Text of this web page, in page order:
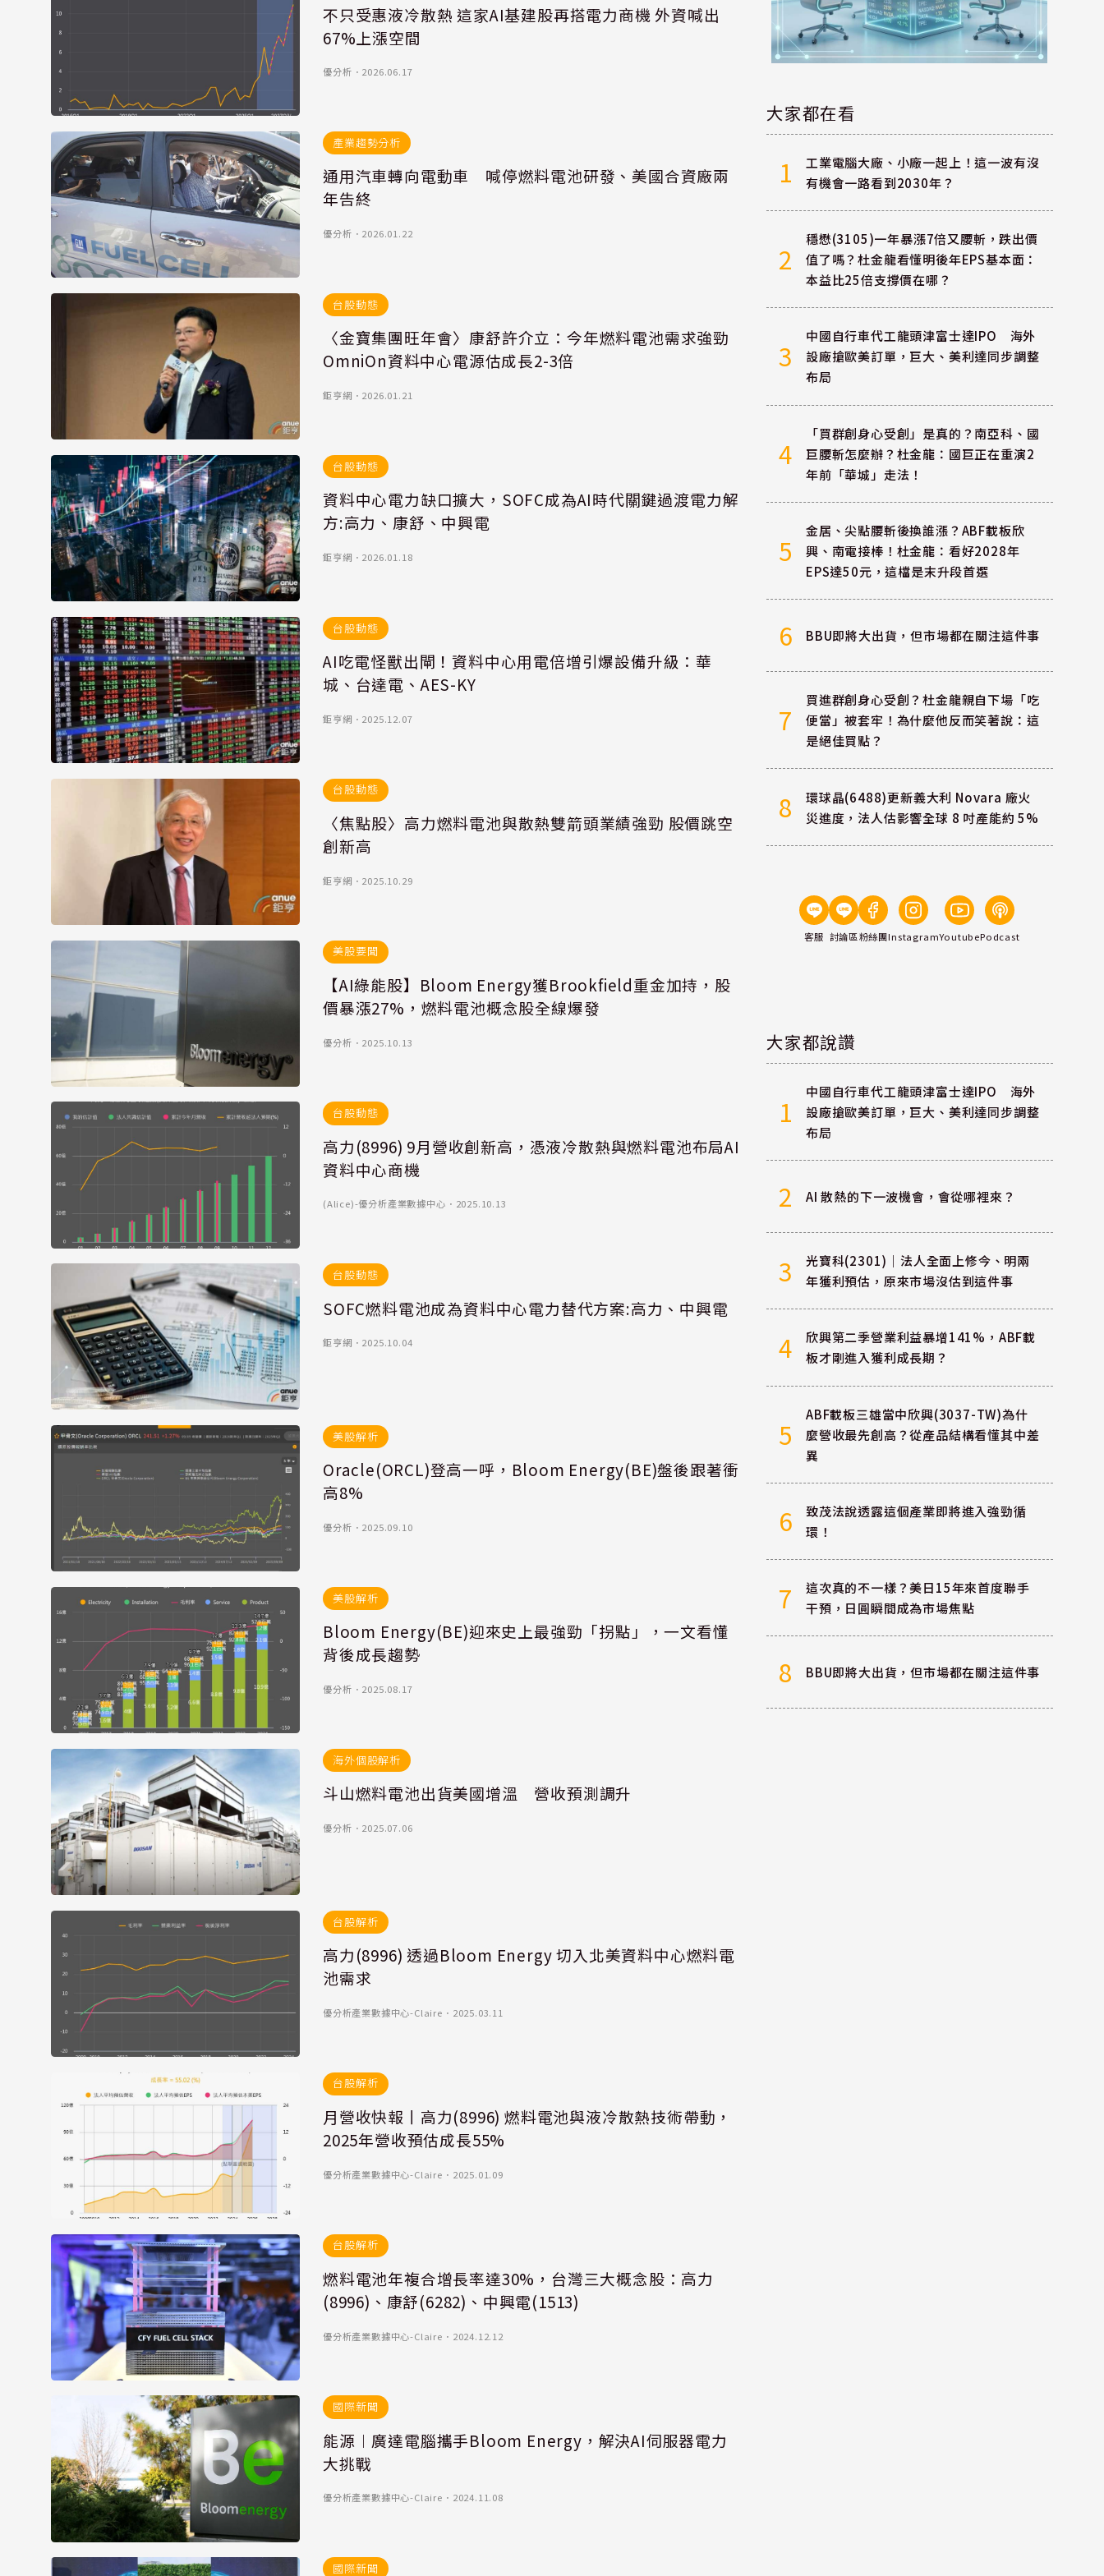
不只受惠液冷散熱 這家AI基建股再搭電力商機 外資喊出
67%上漲空間
優分析 ． 2026.06.17
產業趨勢分析
通用汽車轉向電動車 喊停燃料電池研發、美國合資廠兩
年告終
優分析 ． 2026.01.22
台股動態
〈金寶集團旺年會〉康舒許介立：今年燃料電池需求強勁
OmniOn資料中心電源估成長2-3倍
鉅亨網 ． 2026.01.21
台股動態
資料中心電力缺口擴大，SOFC成為AI時代關鍵過渡電力解
方:高力、康舒、中興電
鉅亨網 ． 2026.01.18
台股動態
AI吃電怪獸出閘！資料中心用電倍增引爆設備升級：華
城、台達電、AES-KY
鉅亨網 ． 2025.12.07
台股動態
〈焦點股〉高力燃料電池與散熱雙箭頭業績強勁 股價跳空
創新高
鉅亨網 ． 2025.10.29
美股要聞
【AI綠能股】Bloom Energy獲Brookfield重金加持，股
價暴漲27%，燃料電池概念股全線爆發
優分析 ． 2025.10.13
台股動態
高力(8996) 9月營收創新高，憑液冷散熱與燃料電池布局AI
資料中心商機
(Alice)-優分析產業數據中心 ． 2025.10.13
台股動態
SOFC燃料電池成為資料中心電力替代方案:高力、中興電
鉅亨網 ． 2025.10.04
美股解析
Oracle(ORCL)登高一呼，Bloom Energy(BE)盤後跟著衝
高8%
優分析 ． 2025.09.10
美股解析
Bloom Energy(BE)迎來史上最強勁「拐點」，一文看懂
背後成長趨勢
優分析 ． 2025.08.17
海外個股解析
斗山燃料電池出貨美國增溫 營收預測調升
優分析 ． 2025.07.06
台股解析
高力(8996) 透過Bloom Energy 切入北美資料中心燃料電
池需求
優分析產業數據中心-Claire ． 2025.03.11
台股解析
月營收快報丨高力(8996) 燃料電池與液冷散熱技術帶動，
2025年營收預估成長55%
優分析產業數據中心-Claire ． 2025.01.09
台股解析
燃料電池年複合增長率達30%，台灣三大概念股：高力
(8996)、康舒(6282)、中興電(1513)
優分析產業數據中心-Claire ． 2024.12.12
國際新聞
能源︱廣達電腦攜手Bloom Energy，解決AI伺服器電力
大挑戰
優分析產業數據中心-Claire ． 2024.11.08
國際新聞
大家都在看
1
工業電腦大廠、小廠一起上！這一波有沒
有機會一路看到2030年？
2
穩懋(3105)一年暴漲7倍又腰斬，跌出價
值了嗎？杜金龍看懂明後年EPS基本面：
本益比25倍支撐價在哪？
3
中國自行車代工龍頭津富士達IPO 海外
設廠搶歐美訂單，巨大、美利達同步調整
布局
4
「買群創身心受創」是真的？南亞科、國
巨腰斬怎麼辦？杜金龍：國巨正在重演2
年前「華城」走法！
5
金居、尖點腰斬後換誰漲？ABF載板欣
興、南電接棒！杜金龍：看好2028年
EPS達50元，這檔是末升段首選
6 BBU即將大出貨，但市場都在關注這件事
7
買進群創身心受創？杜金龍親自下場「吃
便當」被套牢！為什麼他反而笑著說：這
是絕佳買點？
8
環球晶(6488)更新義大利 Novara 廠火
災進度，法人估影響全球 8 吋產能約 5%
客服 討論區粉絲團InstagramYoutubePodcast
大家都說讚
1
中國自行車代工龍頭津富士達IPO 海外
設廠搶歐美訂單，巨大、美利達同步調整
布局
2 AI 散熱的下一波機會，會從哪裡來？
3
光寶科(2301)｜法人全面上修今、明兩
年獲利預估，原來市場沒估到這件事
4
欣興第二季營業利益暴增141%，ABF載
板才剛進入獲利成長期？
5
ABF載板三雄當中欣興(3037-TW)為什
麼營收最先創高？從產品結構看懂其中差
異
6
致茂法說透露這個產業即將進入強勁循
環！
7
這次真的不一樣？美日15年來首度聯手
干預，日圓瞬間成為市場焦點
8 BBU即將大出貨，但市場都在關注這件事